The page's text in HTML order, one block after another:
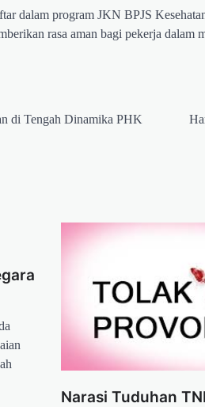
dalam program JKN BPJS
rasa aman bagi pekerja dalam
di Tengah Dinamika PHK
Narasi Tuduhan